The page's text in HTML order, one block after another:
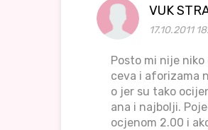
VUK
17.10.2011
Posto mi nije
ceva i aforizama
o jer su tako
ana i najbolji.
ocjenom 2.00 i